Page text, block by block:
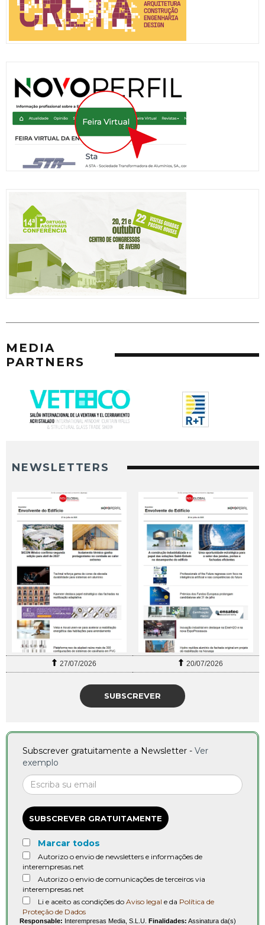
MEDIA
PARTNERS
NEWSLETTERS
27/07/2026 20/07/2026
SUBSCREVER
Subscrever gratuitamente a Newsletter - Ver
exemplo
SUBSCREVER GRATUITAMENTE
Marcar todos
Autorizo o envio de newsletters e informações de
interempresas.net
Autorizo o envio de comunicações de terceiros via
interempresas.net
Li e aceito as condições do Aviso legal e da Política de
Proteção de Dados
Responsable: Interempresas Media, S.L.U. Finalidades: Assinatura da(s)